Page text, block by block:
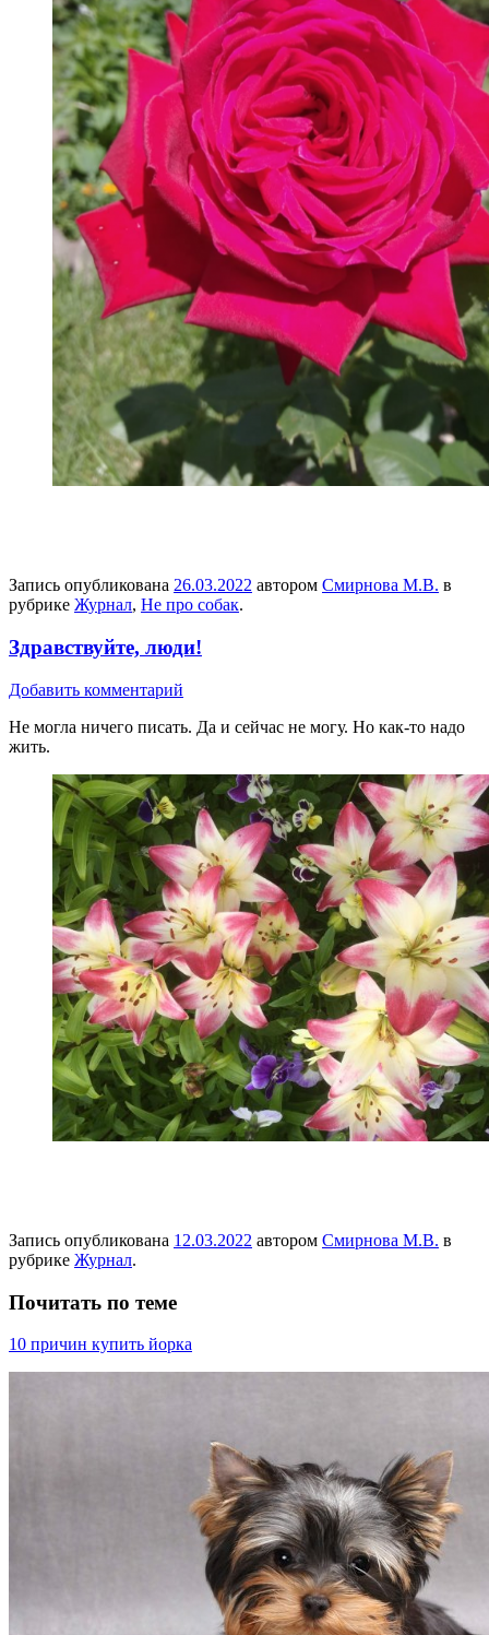
Запись опубликована 26.03.2022 автором Смирнова М.В. в
рубрике Журнал, Не про собак.
Здравствуйте, люди!
Добавить комментарий
Не могла ничего писать. Да и сейчас не могу. Но как-то надо
жить.
Запись опубликована 12.03.2022 автором Смирнова М.В. в
рубрике Журнал.
Почитать по теме
10 причин купить йорка